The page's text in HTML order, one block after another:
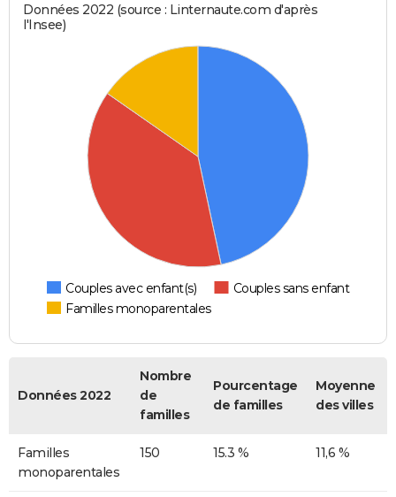
Données 2022 (source : Linternaute.com d'après
l'Insee)
Couples avec enfant(s)
Couples sans enfant
Familles monoparentales
Données 2022
Nombre
de
familles
Pourcentage
de familles
Moyenne
des villes
Familles
monoparentales
150 15.3 % 11,6 %